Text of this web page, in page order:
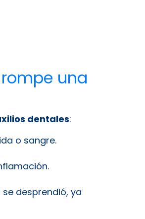
una
dentales:
o sangre.
desprendió, ya